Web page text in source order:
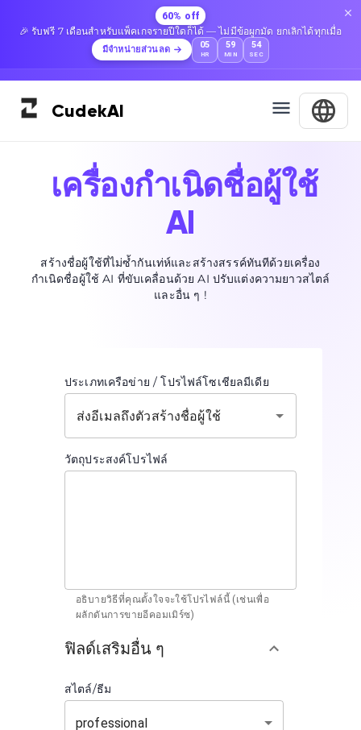
60% off
🎉 รับฟรี 7 เดือนสำหรับแพ็คเกจรายปีใดก็ได้ — ไม่มีข้อผูกมัด ยกเลิกได้ทุกเมื่อ
มีจำหน่ายส่วนลด 05
HR
59
MIN
54
SEC
CudekAI
เครื่องกำเนิดชื่อผู้ใช้
AI
สร้างชื่อผู้ใช้ที่ไม่ซ้ำกันเท่ห์และสร้างสรรค์ทันทีด้วยเครื่อง
กำเนิดชื่อผู้ใช้ AI ที่ขับเคลื่อนด้วย AI ปรับแต่งความยาวสไตล์
และอื่น ๆ !
ประเภทเครือข่าย / โปรไฟล์โซเชียลมีเดีย
วัตถุประสงค์โปรไฟล์
อธิบายวิธีที่คุณตั้งใจจะใช้โปรไฟล์นี้ (เช่นเพื่อ
ผลักดันการขายอีคอมเมิร์ซ)
ฟิลด์เสริมอื่น ๆ
สไตล์/ธีม
professional